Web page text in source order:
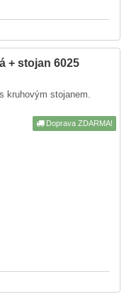
+ stojan 6025
kruhovým stojanem.
Doprava ZDARMA!